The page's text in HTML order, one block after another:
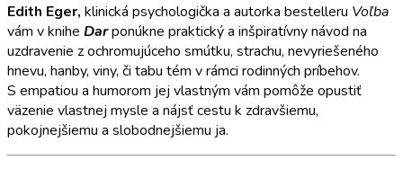
Edith Eger, klinická psychologička a autorka bestelleru Voľba
vám v knihe Darponúkne praktický a inšpiratívny návod na
uzdravenie z ochromujúceho smútku, strachu, nevyriešeného
hnevu, hanby, viny, či tabu tém v rámci rodinných príbehov.
S empatiou a humorom jej vlastným vám pomôže opustiť
väzenie vlastnej mysle a nájsť cestu k zdravšiemu,
pokojnejšiemu a slobodnejšiemu ja.